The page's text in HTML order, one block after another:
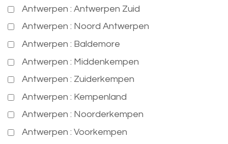
Antwerpen : Antwerpen Zuid
Antwerpen : Noord Antwerpen
Antwerpen : Baldemore
Antwerpen : Middenkempen
Antwerpen : Zuiderkempen
Antwerpen : Kempenland
Antwerpen : Noorderkempen
Antwerpen : Voorkempen